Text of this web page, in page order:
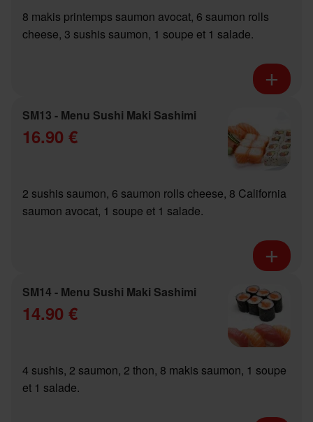
8 makis printemps saumon avocat, 6 saumon rolls
cheese, 3 sushis saumon, 1 soupe et 1 salade.
SM13 - Menu Sushi Maki Sashimi
16.90 €
2 sushis saumon, 6 saumon rolls cheese, 8 California
saumon avocat, 1 soupe et 1 salade.
SM14 - Menu Sushi Maki Sashimi
14.90 €
4 sushis, 2 saumon, 2 thon, 8 makis saumon, 1 soupe
et 1 salade.